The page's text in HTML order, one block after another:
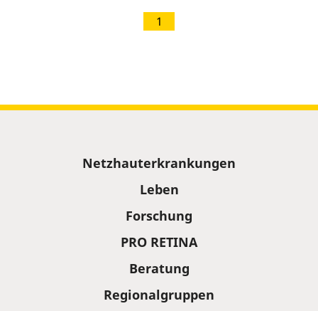
1
Netzhauterkrankungen
Leben
Forschung
PRO RETINA
Beratung
Regionalgruppen